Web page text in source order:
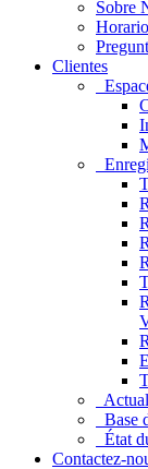
Sobre
Clientes
Base
État
Contactez-